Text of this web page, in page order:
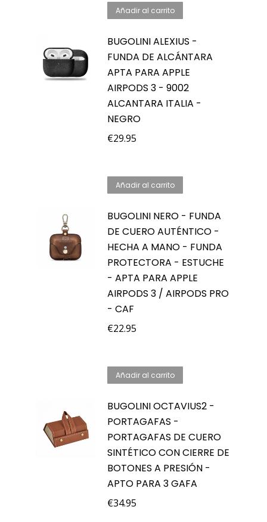
Añadir al carrito
BUGOLINI ALEXIUS -
FUNDA DE ALCÁNTARA
APTA PARA APPLE
AIRPODS 3 - 9002
ALCANTARA ITALIA -
NEGRO
€29.95
Añadir al carrito
BUGOLINI NERO - FUNDA
DE CUERO AUTÉNTICO -
HECHA A MANO - FUNDA
PROTECTORA - ESTUCHE
- APTA PARA APPLE
AIRPODS 3 / AIRPODS PRO
- CAF
€22.95
Añadir al carrito
BUGOLINI OCTAVIUS2 -
PORTAGAFAS -
PORTAGAFAS DE CUERO
SINTÉTICO CON CIERRE DE
BOTONES A PRESIÓN -
APTO PARA 3 GAFA
€34.95